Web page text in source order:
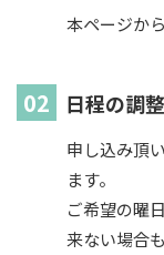
本ページか
日程の調整
申し込み頂
ます。
ご希望の曜
来ない場合